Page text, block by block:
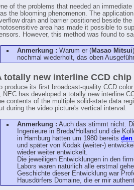
of the problems that needed an immediate
the blooming phenomenon. The
drain and barrier positioned beside the
area has made it possible to
However, this method was found to
Anmerkung : Warum er (Masao Mitsui
nochmal wiederholt, das oben
totally new interline CCD chip
produce its first broadcast-quality CCD
NEC has developed a totally new interline
contents of the multiple solid-state data
during the video picture's vertical interval.
Anmerkung : Auch das stimmt nicht.
Ingenieure in Breda/Holland und die
in Hamburg hatten um 1980 bereits den
und später von Kodak (weiter-)
wieder weiter entwickelt.
Die jeweiligen Entwicklungen in den
Labors waren natürlich alle erstmal
Geschichte dieser Entwicklung war
Hausdörfers Domaine, die er mir